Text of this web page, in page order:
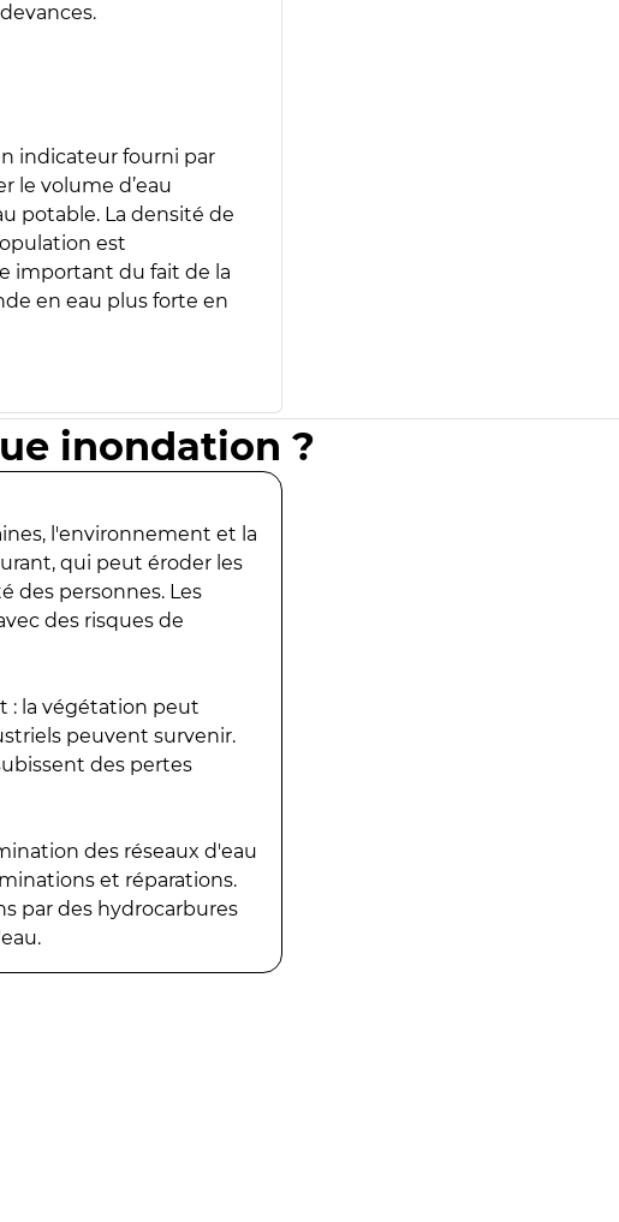
indicateur fourni par
le volume d’eau
potable. La densité de
est
important du fait de la
en eau plus forte en
inondation ?
l'environnement et la
qui peut éroder les
des personnes. Les
des risques de
: la végétation peut
peuvent survenir.
des pertes
des réseaux d'eau
et réparations.
par des hydrocarbures